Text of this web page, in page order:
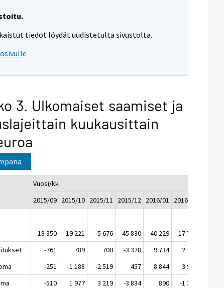
tiedot löydät uudistetulta sivustolta.
3. Ulkomaiset saamiset ja
kuukausittain
Vuosi/kk
2015/09 2015/10 2015/11 2015/12 2016/01
2016/02
-18 350 -19 221 5 676 -45 830 40 229
17 700
-761 789 700 -3 378 9 734
2 711
-251 -1 188 -2 519 457 8 844
3 940
-510 1 977 3 219 -3 834 890
-1 230